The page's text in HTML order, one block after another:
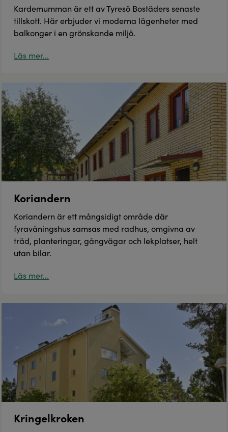
Kardemumman är ett av Tyresö Bostäders senaste
tillskott. Här erbjuder vi moderna lägenheter med
balkonger i en grönskande miljö.
Läs mer...
Koriandern
Koriandern är ett mångsidigt område där
fyravåningshus samsas med radhus, omgivna av
träd, planteringar, gångvägar och lekplatser, helt
utan bilar.
Läs mer...
Kringelkroken